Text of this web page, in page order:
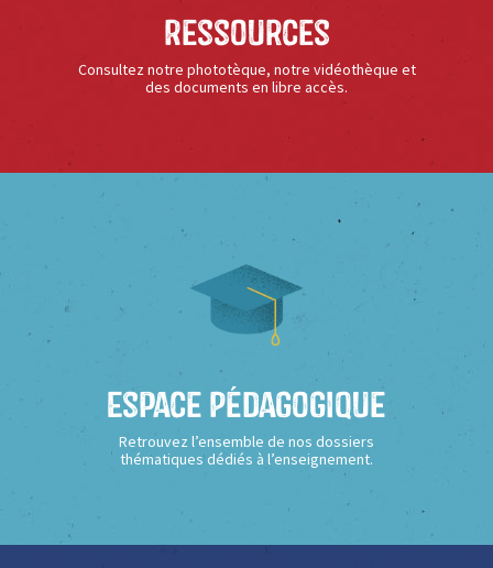
Ressources
Consultez notre phototèque, notre vidéothèque et
des documents en libre accès.
Espace Pédagogique
Retrouvez l’ensemble de nos dossiers
thématiques dédiés à l’enseignement.